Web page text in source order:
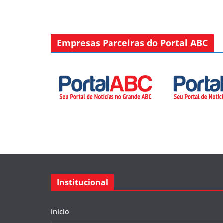
Empresas Parceiras do Portal ABC
Institucional
Início